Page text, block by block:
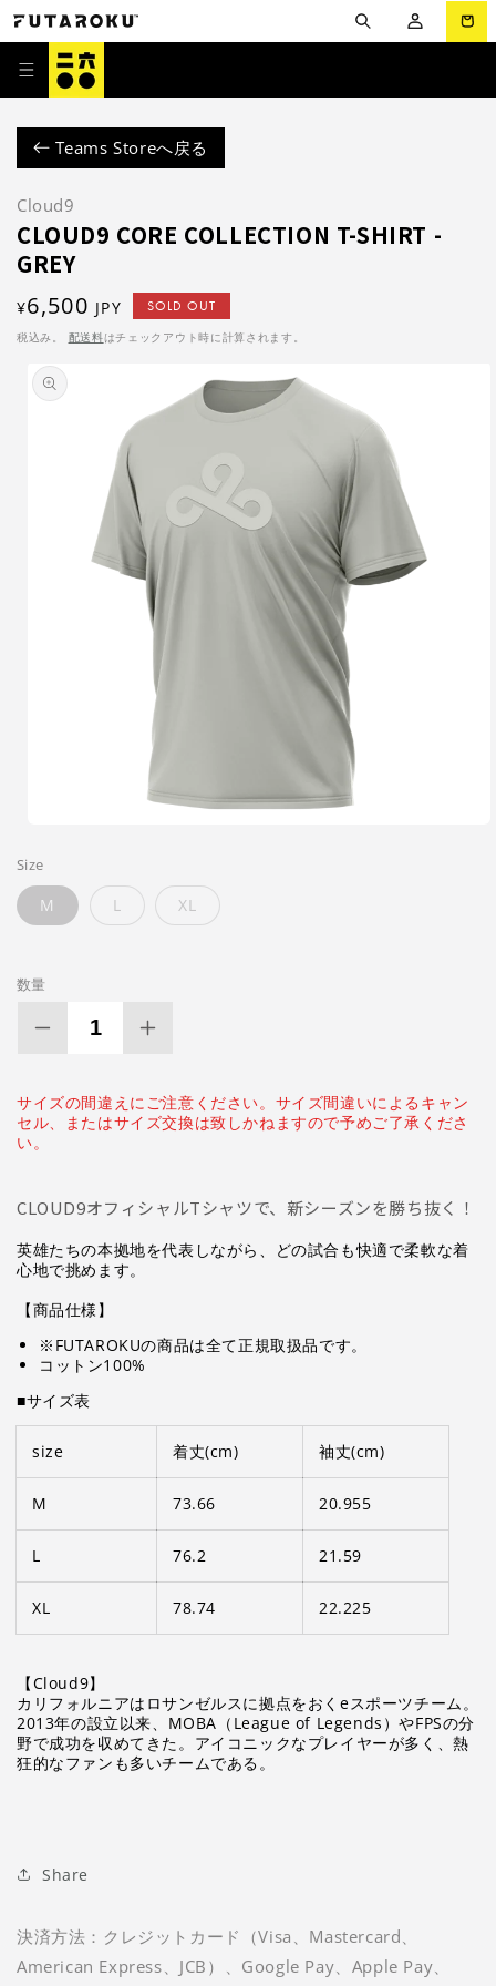
ンツに
進む
イ
ー
ト
Teams Storeへ戻る
Cloud9
CLOUD9 CORE COLLECTION T-SHIRT -
GREY
通
常
価
格
¥6,500 JPY SOLD OUT
税込み。 配送料はチェックアウト時に計算されます。
商品情
報にス
キップ
ダ
ル
ア
を
サイズの間違えにご注意ください。サイズ間違いによるキャン
セル、またはサイズ交換は致しかねますので予めご了承くださ
い。
Size
M L XL
数量
Cloud9
T-
Shirt
の
量
を
減
ら
す
Cloud9
T-
Shirt
の
量
や
CLOUD9オフィシャルTシャツで、新シーズンを勝ち抜く！
英雄たちの本拠地を代表しながら、どの試合も快適で柔軟な着
心地で挑めます。
【商品仕様】
※FUTAROKUの商品は全て正規取扱品です。
コットン100%
■サイズ表
size 着丈(cm) 袖丈(cm)
M 73.66 20.955
L 76.2 21.59
XL 78.74 22.225
【Cloud9】
カリフォルニアはロサンゼルスに拠点をおくeスポーツチーム。
2013年の設立以来、MOBA（League of Legends）やFPSの分
野で成功を収めてきた。アイコニックなプレイヤーが多く、熱
狂的なファンも多いチームである。
Share
決済方法：クレジットカード（Visa、Mastercard、
American Express、JCB）、Google Pay、Apple Pay、